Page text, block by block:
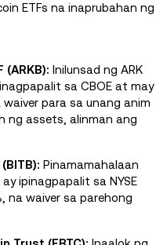
ETFs na inaprubahan ng
(ARKB): Inilunsad ng ARK
sa CBOE at may
para sa unang anim
ng assets, alinman ang
Pinamamahalaan
ipinagpapalit sa NYSE
na waiver sa parehong